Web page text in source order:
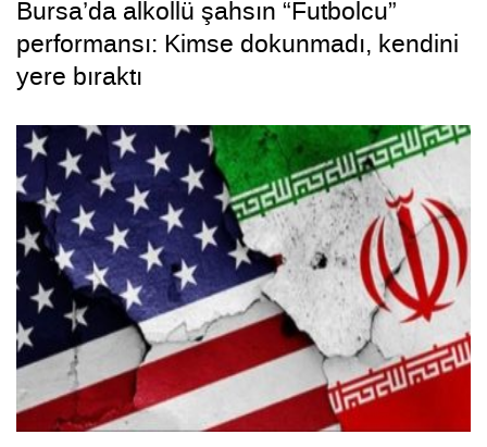
Bursa’da alkollü şahsın “Futbolcu”
performansı: Kimse dokunmadı, kendini
yere bıraktı